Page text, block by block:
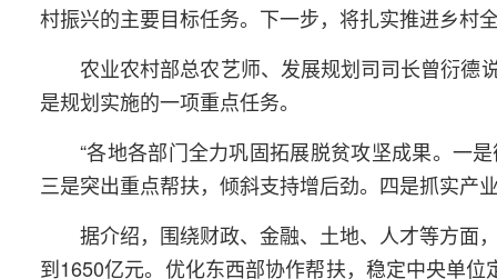
村振兴的主要目标任务。下一步，将扎实推进乡村
农业农村部总农艺师、发展规划司司长曾衍德
是规划实施的一项重点任务。
“各地各部门全力巩固拓展脱贫攻坚成果。一
三是突出重点帮扶，倾斜支持增后劲。四是抓实产
据介绍，围绕财政、金融、土地、人才等方面
到1650亿元。优化东西部协作帮扶，稳定中央单